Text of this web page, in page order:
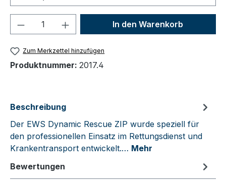
Produkt Anzahl: Gib denIn den Warenkorb
Zum Merkzettel hinzufügen
Produktnummer: 2017.4
Beschreibung
Der EWS Dynamic Rescue ZIP wurde speziell für
den professionellen Einsatz im Rettungsdienst und
Krankentransport entwickelt.… Mehr
Bewertungen